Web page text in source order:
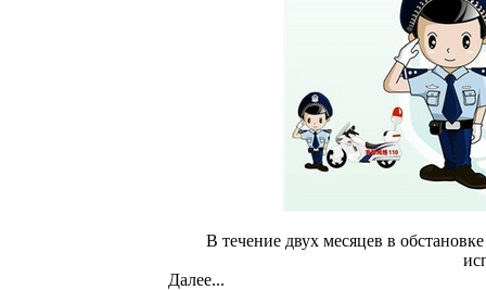
В течение двух месяцев в
Далее...